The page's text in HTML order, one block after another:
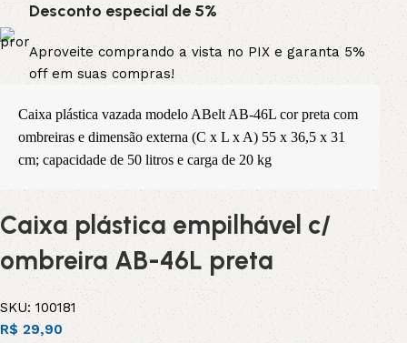
Desconto especial de 5%
Aproveite comprando a vista no PIX e garanta 5%
off em suas compras!
Caixa plástica vazada modelo ABelt AB-46L cor preta com
ombreiras e dimensão externa (C x L x A) 55 x 36,5 x 31
cm; capacidade de 50 litros e carga de 20 kg
Caixa plástica empilhável c/
ombreira AB-46L preta
SKU:100181
R$ 29,90